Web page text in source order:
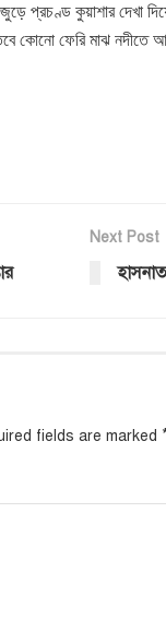
প্রচণ্ড কুয়াশার দেখা
কোনো ফেরি মাঝ নদীতে
Next Post
fields are marked